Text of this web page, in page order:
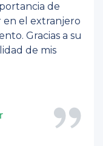
de
el extranjero
Gracias a su
de mis